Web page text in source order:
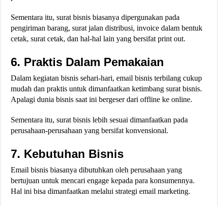
Sementara itu, surat bisnis biasanya dipergunakan pada
pengiriman barang, surat jalan distribusi, invoice dalam bentuk
cetak, surat cetak, dan hal-hal lain yang bersifat print out.
6. Praktis Dalam Pemakaian
Dalam kegiatan bisnis sehari-hari, email bisnis terbilang cukup
mudah dan praktis untuk dimanfaatkan ketimbang surat bisnis.
Apalagi dunia bisnis saat ini bergeser dari offline ke online.
Sementara itu, surat bisnis lebih sesuai dimanfaatkan pada
perusahaan-perusahaan yang bersifat konvensional.
7. Kebutuhan Bisnis
Email bisnis biasanya dibutuhkan oleh perusahaan yang
bertujuan untuk mencari engage kepada para konsumennya.
Hal ini bisa dimanfaatkan melalui strategi email marketing.